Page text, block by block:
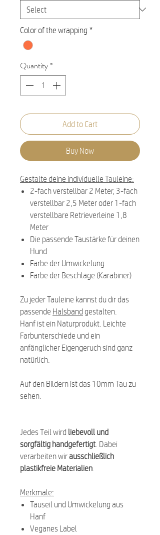
Color of the wrapping *
Quantity*
Add to Cart
Buy Now
Gestalte deine individuelle Tauleine:
2-fach verstellbar 2 Meter, 3-fach
verstellbar 2,5 Meter oder 1-fach
verstellbare Retrieverleine 1,8
Meter
Die passende Taustärke für deinen
Hund
Farbe der Umwickelung
Farbe der Beschläge (Karabiner)
Zu jeder Tauleine kannst du dir das
passende Halsband gestalten.
Hanf ist ein Naturprodukt. Leichte
Farbunterschiede und ein
anfänglicher Eigengeruch sind ganz
natürlich.
Auf den Bildern ist das 10mm Tau zu
sehen.
Jedes Teil wird liebevoll und
sorgfältig handgefertigt. Dabei
verarbeiten wirausschließlich
plastikfreie Materialien
Merkmale:
Tauseil und Umwickelung aus
Hanf
Veganes Label